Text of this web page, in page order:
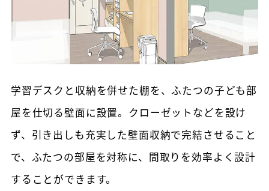
学習デスクと収納を併せた棚を、ふたつの子ども部
屋を仕切る壁面に設置。クローゼットなどを設け
ず、引き出しも充実した壁面収納で完結させること
で、ふたつの部屋を対称に、間取りを効率よく設計
することができます。